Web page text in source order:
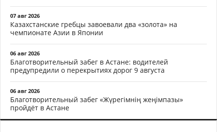
07 авг 2026
Казахстанские гребцы завоевали два «золота» на
чемпионате Азии в Японии
06 авг 2026
Благотворительный забег в Астане: водителей
предупредили о перекрытиях дорог 9 августа
06 авг 2026
Благотворительный забег «Жүрегімнің жеңімпазы»
пройдёт в Астане